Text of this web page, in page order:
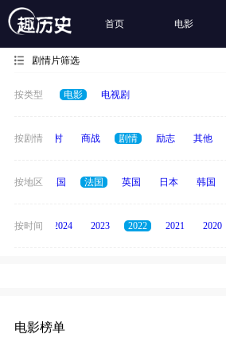
首页 电影
剧情片筛选
按类型 电影 电视剧
按剧情
历史 乡村 商战 剧情 励志 其他
按地区
中国 美国 法国 英国 日本 韩国
按时间
2025 2024 2023 2022 2021 2020
电影榜单